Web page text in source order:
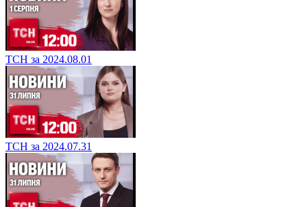
ТСН за 2024.08.01
ТСН за 2024.07.31